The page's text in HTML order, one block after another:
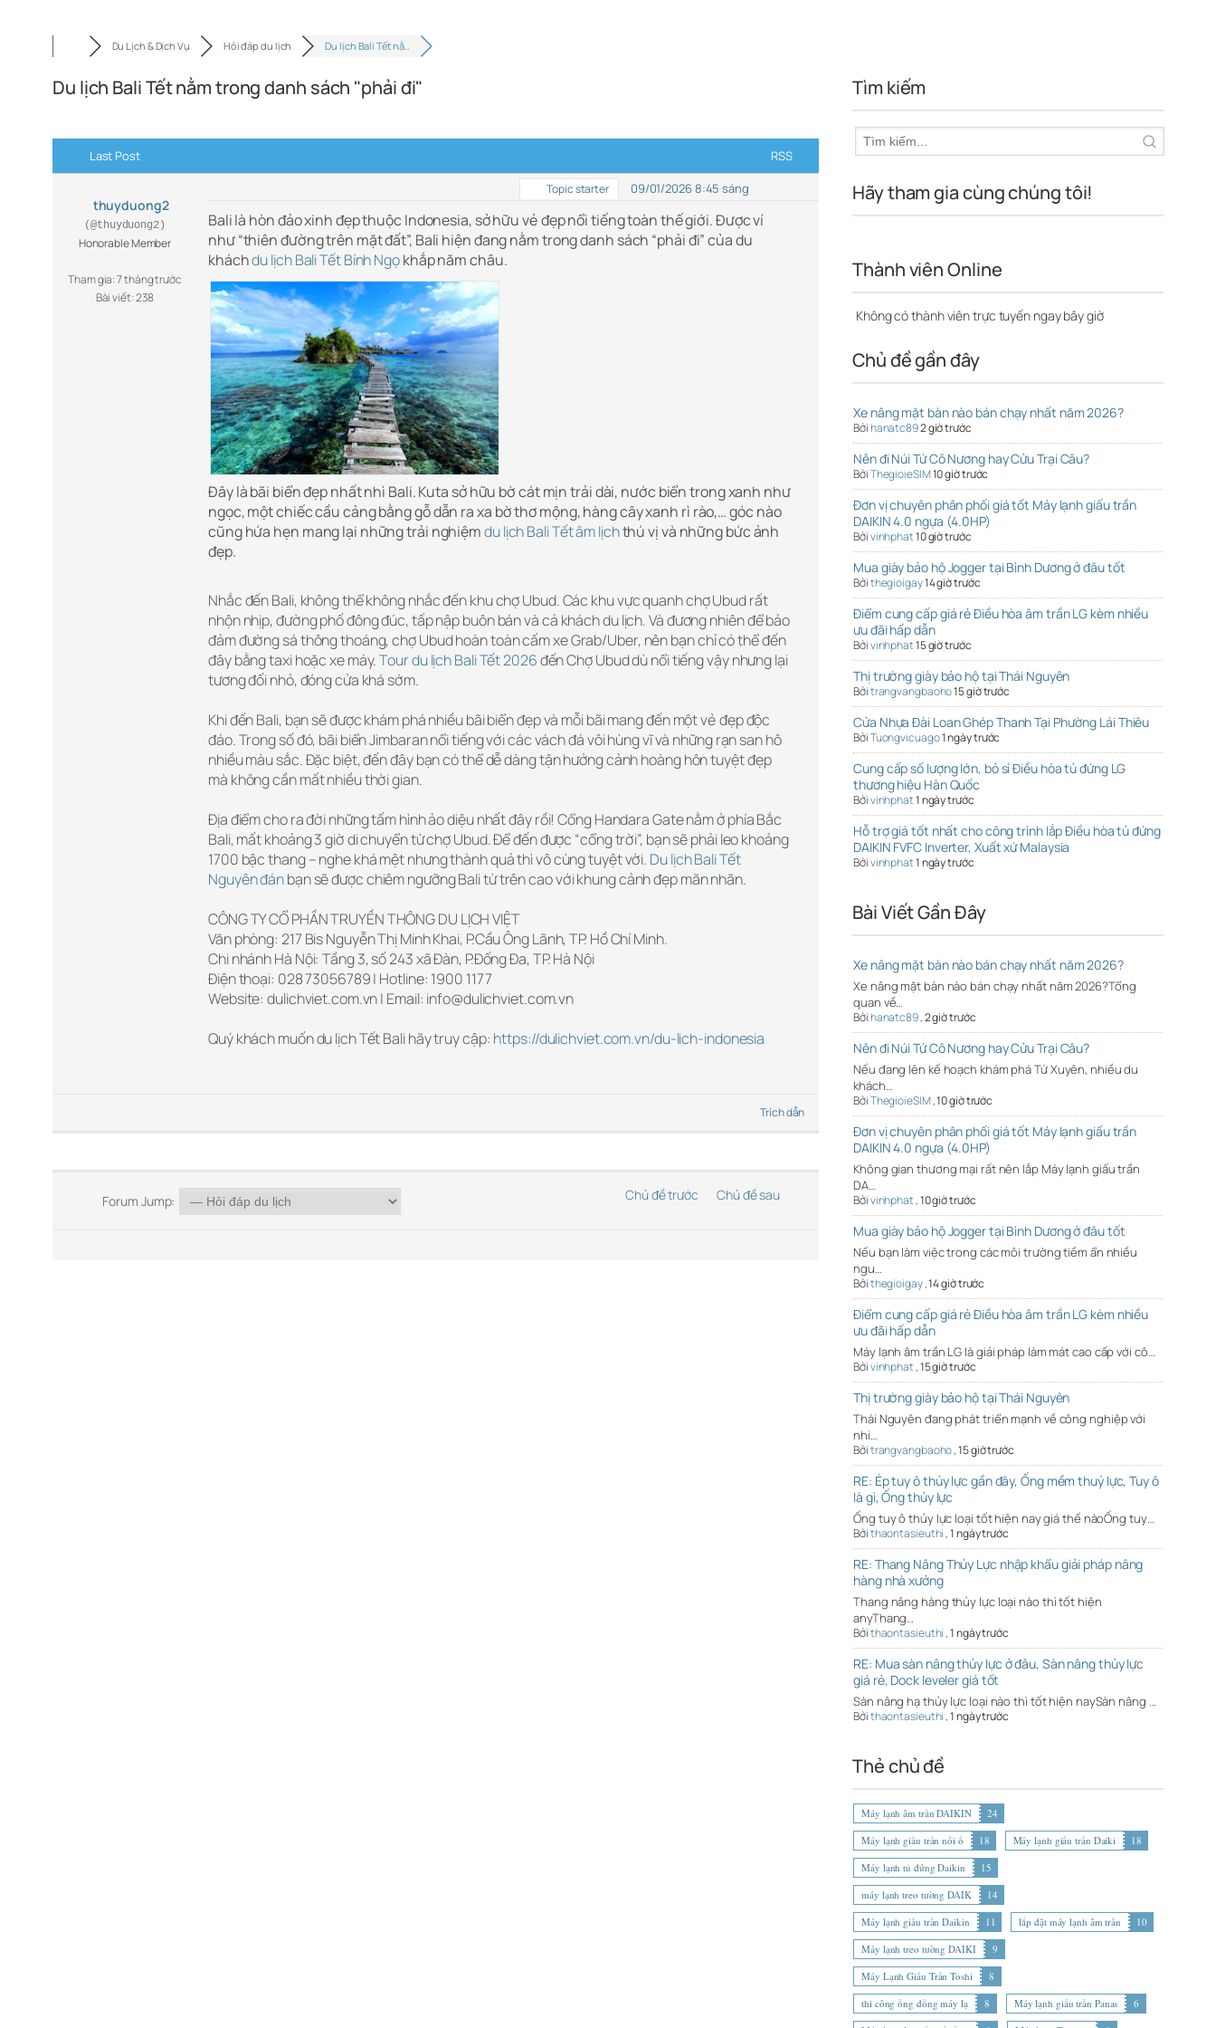
Du Lịch & Dịch Vụ Hỏi đáp du lịch Du lịch Bali Tết nằ…
Du lịch Bali Tết nằm trong danh sách "phải đi"
Last Post RSS
thuyduong2
(@thuyduong2)
Honorable Member
Tham gia: 7 tháng trước
Bài viết: 238
Topic starter 09/01/2026 8:45 sáng
Bali là hòn đảo xinh đẹp thuộc Indonesia, sở hữu vẻ đẹp nổi tiếng toàn thế giới. Được ví
như “thiên đường trên mặt đất”, Bali hiện đang nằm trong danh sách “phải đi” của du
kháchdu lịch Bali Tết Bính Ngọkhắp năm châu.
Đây là bãi biển đẹp nhất nhì Bali. Kuta sở hữu bờ cát mịn trải dài, nước biển trong xanh như
ngọc, một chiếc cầu cảng bằng gỗ dẫn ra xa bờ thơ mộng, hàng cây xanh rì rào,… góc nào
cũng hứa hẹn mang lại những trải nghiệmdu lịch Bali Tết âm lịchthú vị và những bức ảnh
đẹp.
Nhắc đến Bali, không thể không nhắc đến khu chợ Ubud. Các khu vực quanh chợ Ubud rất
nhộn nhịp, đường phố đông đúc, tấp nập buôn bán và cả khách du lịch. Và đương nhiên để bảo
đảm đường sá thông thoáng, chợ Ubud hoàn toàn cấm xe Grab/Uber, nên bạn chỉ có thể đến
đây bằng taxi hoặc xe máy.Tour du lịch Bali Tết 2026đến Chợ Ubud dù nổi tiếng vậy nhưng lại
tương đối nhỏ, đóng cửa khá sớm.
Khi đến Bali, bạn sẽ được khám phá nhiều bãi biển đẹp và mỗi bãi mang đến một vẻ đẹp độc
đáo. Trong số đó, bãi biển Jimbaran nổi tiếng với các vách đá vôi hùng vĩ và những rạn san hô
nhiều màu sắc. Đặc biệt, đến đây bạn có thể dễ dàng tận hưởng cảnh hoàng hôn tuyệt đẹp
mà không cần mất nhiều thời gian.
Địa điểm cho ra đời những tấm hình ảo diệu nhất đây rồi! Cổng Handara Gate nằm ở phía Bắc
Bali, mất khoảng 3 giờ di chuyển từ chợ Ubud. Để đến được “cổng trời”, bạn sẽ phải leo khoảng
1700 bậc thang – nghe khá mệt nhưng thành quả thì vô cùng tuyệt vời. Du lịch Bali Tết
Nguyên đánbạn sẽ được chiêm ngưỡng Bali từ trên cao với khung cảnh đẹp mãn nhãn.
CÔNG TY CỔ PHẦN TRUYỀN THÔNG DU LỊCH VIỆT
Văn phòng: 217 Bis Nguyễn Thị Minh Khai, P.Cầu Ông Lãnh, TP. Hồ Chí Minh.
Chi nhánh Hà Nội: Tầng 3, số 243 xã Đàn, P.Đống Đa, TP. Hà Nội
Điện thoại: 028 73056789 | Hotline: 1900 1177
Website: dulichviet.com.vn | Email: info@dulichviet.com.vn
Quý khách muốn du lịch Tết Bali hãy truy cập: https://dulichviet.com.vn/du-lich-indonesia
Trích dẫn
Forum Jump: Chủ đề trước Chủ đề sau
Tìm kiếm
Hãy tham gia cùng chúng tôi!
Thành viên Online
Không có thành viên trực tuyến ngay bây giờ
Chủ đề gần đây
Xe nâng mặt bàn nào bán chạy nhất năm 2026?
Bởihanatc892 giờ trước
Nên đi Núi Tứ Cô Nương hay Cửu Trại Câu?
BởiThegioieSIM10 giờ trước
Đơn vị chuyên phân phối giá tốt Máy lạnh giấu trần
DAIKIN 4.0 ngựa (4.0HP)
Bởivinhphat10 giờ trước
Mua giày bảo hộ Jogger tại Bình Dương ở đâu tốt
Bởithegioigay14 giờ trước
Điểm cung cấp giá rẻ Điều hòa âm trần LG kèm nhiều
ưu đãi hấp dẫn
Bởivinhphat15 giờ trước
Thị trường giày bảo hộ tại Thái Nguyên
Bởitrangvangbaoho15 giờ trước
Cửa Nhựa Đài Loan Ghép Thanh Tại Phường Lái Thiêu
BởiTuongvicuago1 ngày trước
Cung cấp số lượng lớn, bỏ sỉ Điều hòa tủ đứng LG
thương hiệu Hàn Quốc
Bởivinhphat1 ngày trước
Hỗ trợ giá tốt nhất cho công trình lắp Điều hòa tủ đứng
DAIKIN FVFC Inverter, Xuất xứ Malaysia
Bởivinhphat1 ngày trước
Bài Viết Gần Đây
Xe nâng mặt bàn nào bán chạy nhất năm 2026?
Xe nâng mặt bàn nào bán chạy nhất năm 2026?Tổng
quan về…
Bởihanatc89,2 giờ trước
Nên đi Núi Tứ Cô Nương hay Cửu Trại Câu?
Nếu đang lên kế hoạch khám phá Tứ Xuyên, nhiều du
khách…
BởiThegioieSIM,10 giờ trước
Đơn vị chuyên phân phối giá tốt Máy lạnh giấu trần
DAIKIN 4.0 ngựa (4.0HP)
Không gian thương mại rất nên lắp Máy lạnh giấu trần
DA…
Bởivinhphat,10 giờ trước
Mua giày bảo hộ Jogger tại Bình Dương ở đâu tốt
Nếu bạn làm việc trong các môi trường tiềm ẩn nhiều
ngu…
Bởithegioigay,14 giờ trước
Điểm cung cấp giá rẻ Điều hòa âm trần LG kèm nhiều
ưu đãi hấp dẫn
Máy lạnh âm trần LG là giải pháp làm mát cao cấp với cô…
Bởivinhphat,15 giờ trước
Thị trường giày bảo hộ tại Thái Nguyên
Thái Nguyên đang phát triển mạnh về công nghiệp với
nhi…
Bởitrangvangbaoho,15 giờ trước
RE: Ép tuy ô thủy lực gần đây, Ống mềm thuỷ lực, Tuy ô
là gì, Ống thủy lực
Ống tuy ô thủy lực loại tốt hiện nay giá thế nàoỐng tuy…
Bởithaontasieuthi,1 ngày trước
RE: Thang Nâng Thủy Lực nhập khẩu giải pháp nâng
hàng nhà xưởng
Thang nâng hàng thủy lực loại nào thì tốt hiện
anyThang…
Bởithaontasieuthi,1 ngày trước
RE: Mua sàn nâng thủy lực ở đâu, Sàn nâng thủy lực
giá rẻ, Dock leveler giá tốt
Sàn nâng hạ thủy lực loại nào thì tốt hiện naySàn nâng …
Bởithaontasieuthi,1 ngày trước
Thẻ chủ đề
Máy lạnh âm trần DAIKIN
24
Máy lạnh giấu trần nối ố
18 Máy lạnh giấu trần Daiki
18
Máy lạnh tủ đứng Daikin
15
máy lạnh treo tường DAIK
14
Máy lạnh giấu trần Daikin
11 lắp đặt máy lạnh âm trần
10
Máy lạnh treo tường DAIKI
9
Máy Lạnh Giấu Trần Toshi
8
thi công ống đồng máy lạ
8 Máy lạnh giấu trần Panas
6